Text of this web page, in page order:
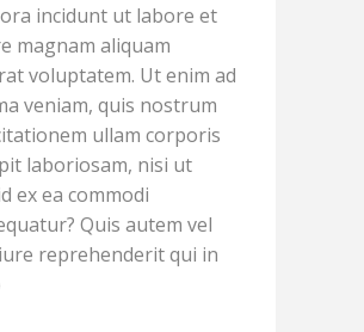
incidunt ut labore et
magnam aliquam
voluptatem. Ut enim ad
veniam, quis nostrum
ullam corporis
laboriosam, nisi ut
ex ea commodi
Quis autem vel
reprehenderit qui in